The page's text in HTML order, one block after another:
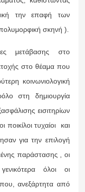
την επαφή των
σκηνή ).
μετάβασης στο
στο θέαμα που
κοινωνιολογική
στη δημιουργία
εισιτηρίων
τυχαίοι και
για την επιλογή
παράστασης , οι
όλοι οι
που, ανεξάρτητα από